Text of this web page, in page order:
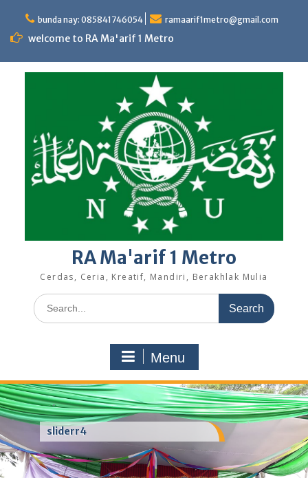
content
bunda nay: 085841746054 ramaarif1metro@gmail.com
welcome to RA Ma'arif 1 Metro
RA Ma'arif 1 Metro
Cerdas, Ceria, Kreatif, Mandiri, Berakhlak Mulia
Search
for:
Menu
sliderr4